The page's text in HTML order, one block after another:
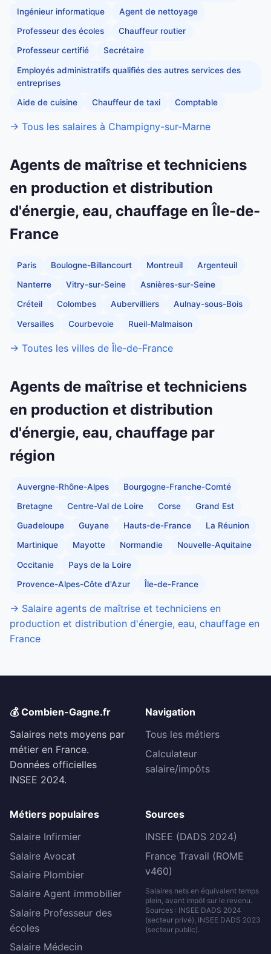
Ingénieur informatique Agent de nettoyage
Professeur des écoles Chauffeur routier
Professeur certifié Secrétaire
Employés administratifs qualifiés des autres services des
entreprises
Aide de cuisine Chauffeur de taxi Comptable
→ Tous les salaires à Champigny-sur-Marne
Agents de maîtrise et techniciens
en production et distribution
d'énergie, eau, chauffage en Île-de-
France
Paris Boulogne-Billancourt Montreuil Argenteuil
Nanterre Vitry-sur-Seine Asnières-sur-Seine
Créteil Colombes Aubervilliers Aulnay-sous-Bois
Versailles Courbevoie Rueil-Malmaison
→ Toutes les villes de Île-de-France
Agents de maîtrise et techniciens
en production et distribution
d'énergie, eau, chauffage par
région
Auvergne-Rhône-Alpes Bourgogne-Franche-Comté
Bretagne Centre-Val de Loire Corse Grand Est
Guadeloupe Guyane Hauts-de-France La Réunion
Martinique Mayotte Normandie Nouvelle-Aquitaine
Occitanie Pays de la Loire
Provence-Alpes-Côte d'Azur Île-de-France
→ Salaire agents de maîtrise et techniciens en
production et distribution d'énergie, eau, chauffage en
France
💰 Combien-Gagne.fr
Salaires nets moyens par
métier en France.
Données officielles
INSEE 2024.
Navigation
Tous les métiers
Calculateur
salaire/impôts
Métiers populaires
Salaire Infirmier
Salaire Avocat
Salaire Plombier
Salaire Agent immobilier
Salaire Professeur des
écoles
Salaire Médecin
Sources
INSEE (DADS 2024)
France Travail (ROME
v460)
Salaires nets en équivalent temps
plein, avant impôt sur le revenu.
Sources : INSEE DADS 2024
(secteur privé), INSEE DADS 2023
(secteur public).